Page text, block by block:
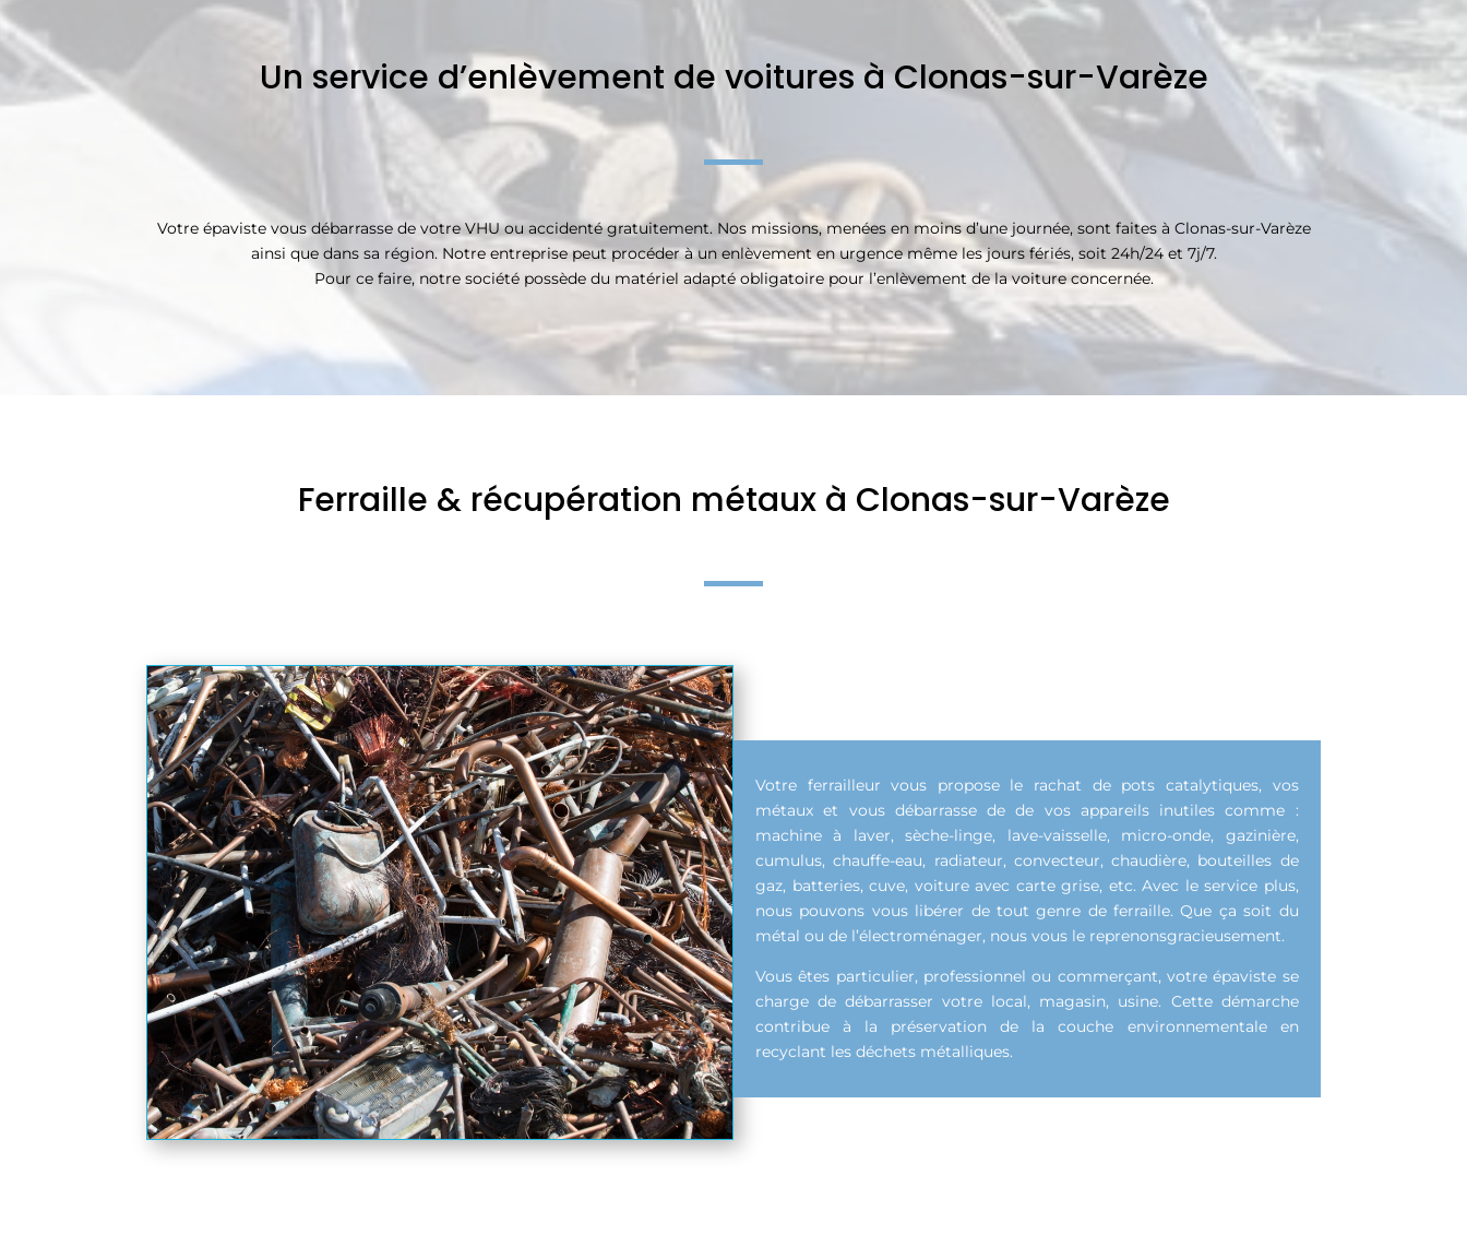
Un service d’enlèvement de voitures à Clonas-sur-Varèze
Votre épaviste vous débarrasse de votre VHU ou accidenté gratuitement. Nos missions, menées en moins d’une journée, sont faites à Clonas-sur-Varèze
ainsi que dans sa région. Notre entreprise peut procéder à un enlèvement en urgence même les jours fériés, soit 24h/24 et 7j/7.
Pour ce faire, notre société possède du matériel adapté obligatoire pour l’enlèvement de la voiture concernée.
Ferraille & récupération métaux à Clonas-sur-Varèze
Votre ferrailleur vous propose le rachat de pots catalytiques, vos
métaux et vous débarrasse de de vos appareils inutiles comme :
machine à laver, sèche-linge, lave-vaisselle, micro-onde, gazinière,
cumulus, chauffe-eau, radiateur, convecteur, chaudière, bouteilles de
gaz, batteries, cuve, voiture avec carte grise, etc. Avec le service plus,
nous pouvons vous libérer de tout genre de ferraille. Que ça soit du
métal ou de l’électroménager, nous vous le reprenonsgracieusement.
Vous êtes particulier, professionnel ou commerçant, votre épaviste se
charge de débarrasser votre local, magasin, usine. Cette démarche
contribue à la préservation de la couche environnementale en
recyclant les déchets métalliques.